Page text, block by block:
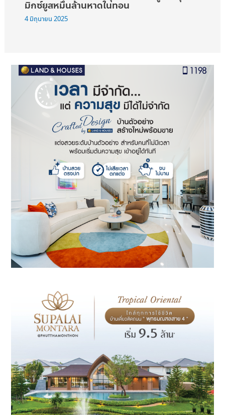
มิกซ์ยูสหมื่นล้านหาดในทอน
4 มิถุนายน 2025